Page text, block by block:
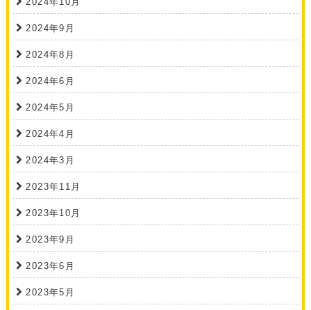
2024年9月
2024年8月
2024年6月
2024年5月
2024年4月
2024年3月
2023年11月
2023年10月
2023年9月
2023年6月
2023年5月